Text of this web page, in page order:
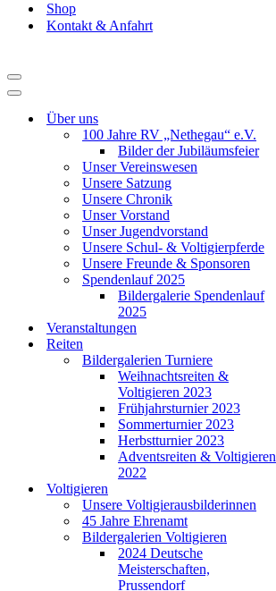
Shop
Kontakt & Anfahrt
Navigationsmenü
Navigationsmenü
Über uns
100 Jahre RV „Nethegau“ e.V.
Bilder der Jubiläumsfeier
Unser Vereinswesen
Unsere Satzung
Unsere Chronik
Unser Vorstand
Unser Jugendvorstand
Unsere Schul- & Voltigierpferde
Unsere Freunde & Sponsoren
Spendenlauf 2025
Bildergalerie Spendenlauf
2025
Veranstaltungen
Reiten
Bildergalerien Turniere
Weihnachtsreiten &
Voltigieren 2023
Frühjahrsturnier 2023
Sommerturnier 2023
Herbstturnier 2023
Adventsreiten & Voltigieren
2022
Voltigieren
Unsere Voltigierausbilderinnen
45 Jahre Ehrenamt
Bildergalerien Voltigieren
2024 Deutsche
Meisterschaften,
Prussendorf